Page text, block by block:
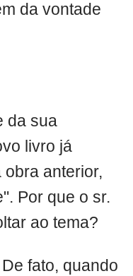
da vontade
da sua
livro já
anterior,
Por que o sr.
ao tema?
fato, quando